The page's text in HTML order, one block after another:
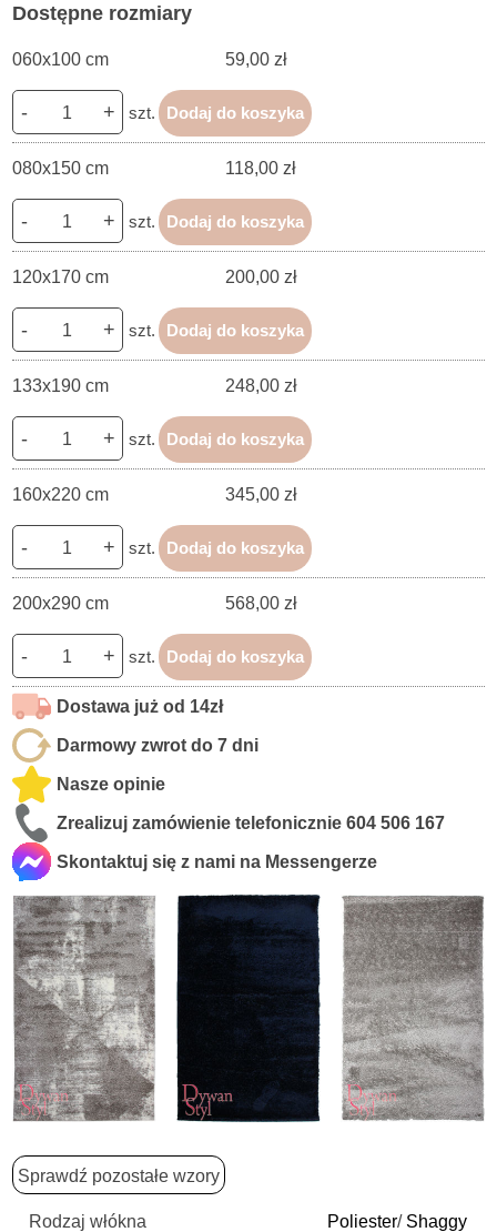
Dostępne rozmiary
060x100 cm 59,00 zł
- + szt. Dodaj do koszyka
080x150 cm 118,00 zł
- + szt. Dodaj do koszyka
120x170 cm 200,00 zł
- + szt. Dodaj do koszyka
133x190 cm 248,00 zł
- + szt. Dodaj do koszyka
160x220 cm 345,00 zł
- + szt. Dodaj do koszyka
200x290 cm 568,00 zł
- + szt. Dodaj do koszyka
Dostawa już od 14zł
Darmowy zwrot do 7 dni
Nasze opinie
Zrealizuj zamówienie telefonicznie604 506 167
Skontaktuj się z nami na Messengerze
Sprawdź pozostałe wzory
Rodzaj włókna Poliester/ Shaggy